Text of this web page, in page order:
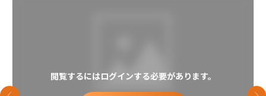
閲覧するにはログインする必要があります。